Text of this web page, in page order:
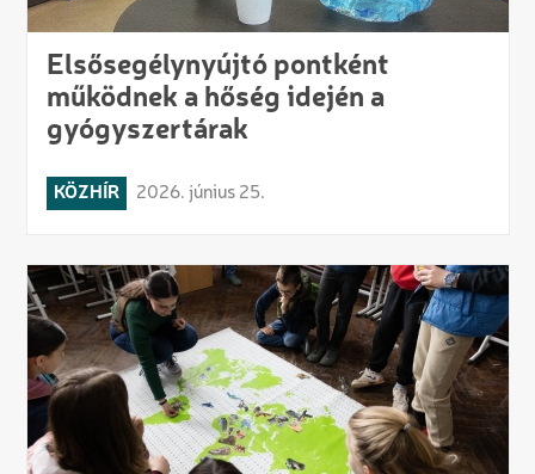
Elsősegélynyújtó pontként
működnek a hőség idején a
gyógyszertárak
KÖZHÍR 2026. június 25.